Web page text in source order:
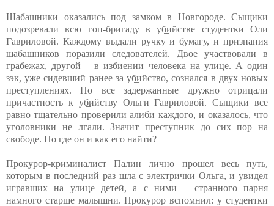
Шабашники оказались под замком в Новгороде. Сыщики
подозревали всю гоп-бригаду в уб̲ийстве студентки Оли
Гавриловой. Каждому выдали ручку и бумагу, и признания
шабашников поразили следователей. Двое участвовали в
грабежах, другой – в изб̲иении человека на улице. А один
зэк, уже сидевший ранее за уб̲ийство, сознался в двух новых
преступлениях. Но все задержанные дружно отрицали
причастность к уб̲ийству Ольги Гавриловой. Сыщики все
равно тщательно проверили алиби каждого, и оказалось, что
уголовники не лгали. Значит преступник до сих пор на
свободе. Но где он и как его найти?
Прокурор-криминалист Палин лично прошел весь путь,
которым в последний раз шла с электрички Ольга, и увидел
игравших на улице детей, а с ними – странного парня
намного старше малышни. Прокурор вспомнил: у студентки